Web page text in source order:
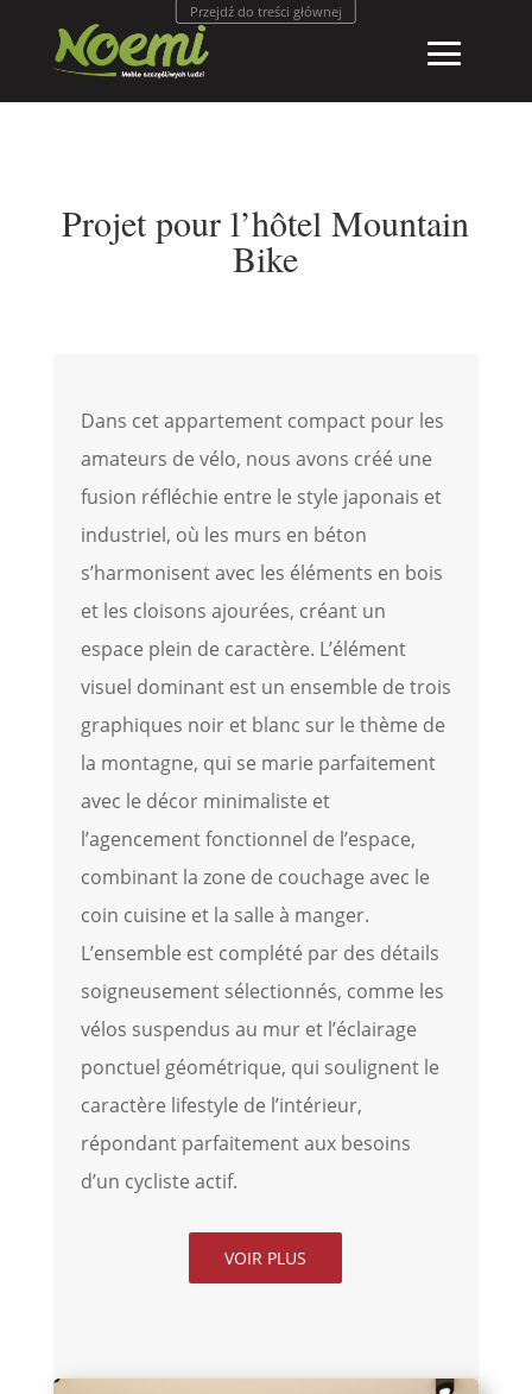
Przejdź do treści głównej
Projet pour l’hôtel Mountain
Bike
Dans cet appartement compact pour les
amateurs de vélo, nous avons créé une
fusion réfléchie entre le style japonais et
industriel, où les murs en béton
s’harmonisent avec les éléments en bois
et les cloisons ajourées, créant un
espace plein de caractère. L’élément
visuel dominant est un ensemble de trois
graphiques noir et blanc sur le thème de
la montagne, qui se marie parfaitement
avec le décor minimaliste et
l’agencement fonctionnel de l’espace,
combinant la zone de couchage avec le
coin cuisine et la salle à manger.
L’ensemble est complété par des détails
soigneusement sélectionnés, comme les
vélos suspendus au mur et l’éclairage
ponctuel géométrique, qui soulignent le
caractère lifestyle de l’intérieur,
répondant parfaitement aux besoins
d’un cycliste actif.
VOIR PLUS